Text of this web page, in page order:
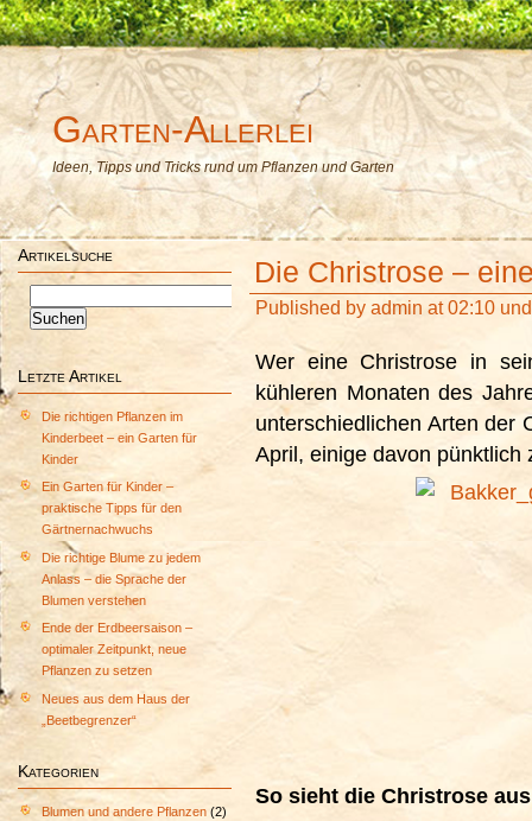
Garten-Allerlei
Ideen, Tipps und Tricks rund um Pflanzen und Garten
Artikelsuche
nach:
Letzte Artikel
Die richtigen Pflanzen im
Kinderbeet – ein Garten für
Kinder
Ein Garten für Kinder –
praktische Tipps für den
Gärtnernachwuchs
Die richtige Blume zu jedem
Anlass – die Sprache der
Blumen verstehen
Ende der Erdbeersaison –
optimaler Zeitpunkt, neue
Pflanzen zu setzen
Neues aus dem Haus der
„Beetbegrenzer“
Kategorien
Blumen und andere Pflanzen (2)
Die Christrose –
Published by admin at 02:10
Wer eine Christrose in
kühleren Monaten des
unterschiedlichen Arten der
April, einige davon pünktlich
So sieht die Christrose aus